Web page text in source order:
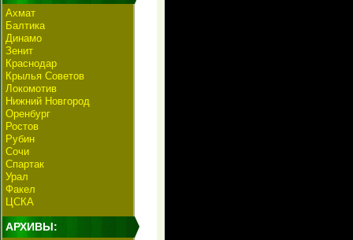
Ахмат
Балтика
Динамо
Зенит
Краснодар
Крылья Советов
Локомотив
Нижний Новгород
Оренбург
Ростов
Рубин
Сочи
Спартак
Урал
Факел
ЦСКА
АРХИВЫ: